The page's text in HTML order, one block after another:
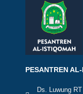
PESANTREN
Ds. Luwung